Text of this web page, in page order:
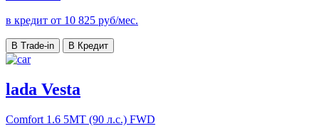
в кредит от 10 825 руб/мес.
В Trade-in В Кредит
lada Vesta
Comfort 1.6 5MT (90 л.с.) FWD